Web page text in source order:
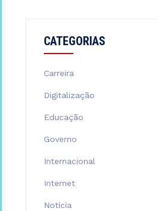
CATEGORIAS
Carreira
Digitalização
Educação
Governo
Internacional
Internet
Notícia